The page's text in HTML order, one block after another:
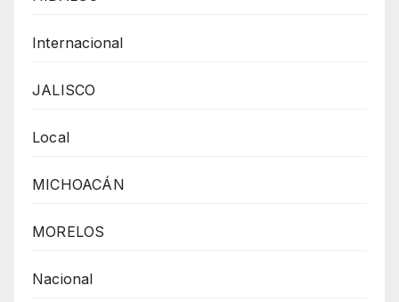
Internacional
JALISCO
Local
MICHOACÁN
MORELOS
Nacional